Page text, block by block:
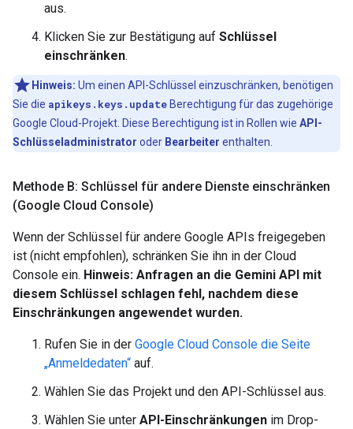
aus.
Klicken Sie zur Bestätigung auf Schlüssel
einschränken.
Hinweis: Um einen API-Schlüssel einzuschränken, benötigen
Sie die apikeys.keys.update Berechtigung für das zugehörige
Google Cloud-Projekt. Diese Berechtigung ist in Rollen wie API-
Schlüsseladministrator oder Bearbeiter enthalten.
Methode B: Schlüssel für andere Dienste einschränken
(Google Cloud Console)
Wenn der Schlüssel für andere Google APIs freigegeben
ist (nicht empfohlen), schränken Sie ihn in der Cloud
Console ein. Hinweis: Anfragen an die Gemini API mit
diesem Schlüssel schlagen fehl, nachdem diese
Einschränkungen angewendet wurden.
Rufen Sie in der Google Cloud Console die Seite
„Anmeldedaten“ auf.
Wählen Sie das Projekt und den API-Schlüssel aus.
Wählen Sie unter API-Einschränkungen im Drop-